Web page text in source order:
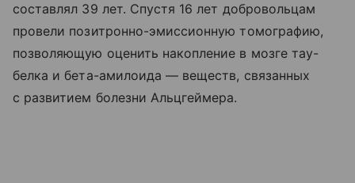
составлял 39 лет. Спустя 16 лет добровольцам
провели позитронно-эмиссионную томографию,
позволяющую оценить накопление в мозге тау-
белка и бета-амилоида — веществ, связанных
с развитием болезни Альцгеймера.